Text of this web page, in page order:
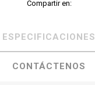
Compartir en:
ESPECIFICACIONES
CONTÁCTENOS